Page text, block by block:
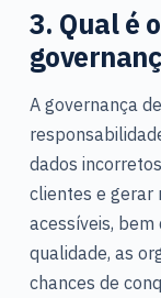
3. Qual é
A governança
dados
clientes e gerar
acessíveis,
qualidade, as
chances de